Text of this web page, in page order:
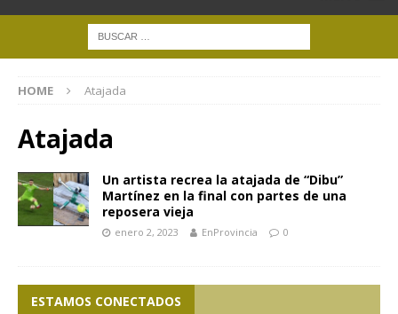
HOME Atajada
Atajada
Un artista recrea la atajada de “Dibu”
Martínez en la final con partes de una
reposera vieja
enero 2, 2023 EnProvincia 0
ESTAMOS CONECTADOS